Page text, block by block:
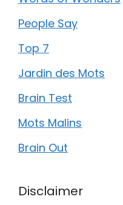
People Say
Top 7
Jardin des Mots
Brain Test
Mots Malins
Brain Out
Disclaimer